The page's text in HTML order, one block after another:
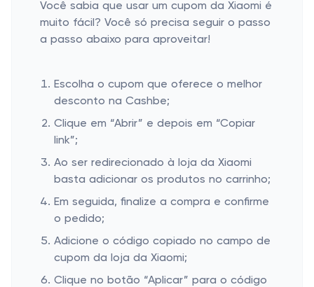
Você sabia que usar um cupom da Xiaomi é
muito fácil? Você só precisa seguir o passo
a passo abaixo para aproveitar!
Escolha o cupom que oferece o melhor
desconto na Cashbe;
Clique em “Abrir” e depois em “Copiar
link”;
Ao ser redirecionado à loja da Xiaomi
basta adicionar os produtos no carrinho;
Em seguida, finalize a compra e confirme
o pedido;
Adicione o código copiado no campo de
cupom da loja da Xiaomi;
Clique no botão “Aplicar” para o código